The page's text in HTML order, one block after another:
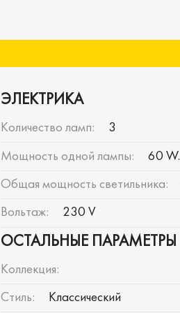
ЭЛЕКТРИКА
Количество ламп: 3
Мощность одной лампы: 60 W.
Общая мощность светильника:
Вольтаж: 230 V
ОСТАЛЬНЫЕ ПАРАМЕТРЫ
Коллекция:
Стиль: Классический